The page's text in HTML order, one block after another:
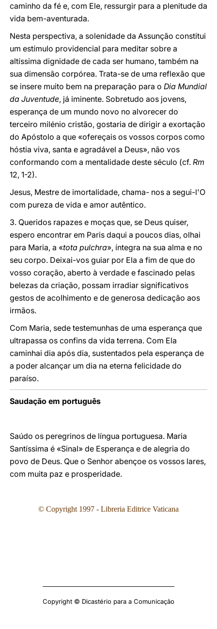
caminho da fé e, com Ele, ressurgir para a plenitude da
vida bem-aventurada.
Nesta perspectiva, a solenidade da Assunção constitui
um estímulo providencial para meditar sobre a
altíssima dignidade de cada ser humano, também na
sua dimensão corpórea. Trata-se de uma reflexão que
se insere muito bem na preparação para o Dia Mundial
da Juventude, já iminente. Sobretudo aos jovens,
esperança de um mundo novo no alvorecer do
terceiro milénio cristão, gostaria de dirigir a exortação
do Apóstolo a que «ofereçais os vossos corpos como
hóstia viva, santa e agradável a Deus», não vos
conformando com a mentalidade deste século (cf. Rm
12, 1-2).
Jesus, Mestre de imortalidade, chama- nos a segui-l'O
com pureza de vida e amor autêntico.
3. Queridos rapazes e moças que, se Deus quiser,
espero encontrar em Paris daqui a poucos dias, olhai
para Maria, a «tota pulchra», íntegra na sua alma e no
seu corpo. Deixai-vos guiar por Ela a fim de que do
vosso coração, aberto à verdade e fascinado pelas
belezas da criação, possam irradiar significativos
gestos de acolhimento e de generosa dedicação aos
irmãos.
Com Maria, sede testemunhas de uma esperança que
ultrapassa os confins da vida terrena. Com Ela
caminhai dia após dia, sustentados pela esperança de
a poder alcançar um dia na eterna felicidade do
paraíso.
Saudação em português
Saúdo os peregrinos de língua portuguesa. Maria
Santíssima é «Sinal» de Esperança e de alegria do
povo de Deus. Que o Senhor abençoe os vossos lares,
com muita paz e prosperidade.
© Copyright 1997 - Libreria Editrice Vaticana
Copyright © Dicastério para a Comunicação